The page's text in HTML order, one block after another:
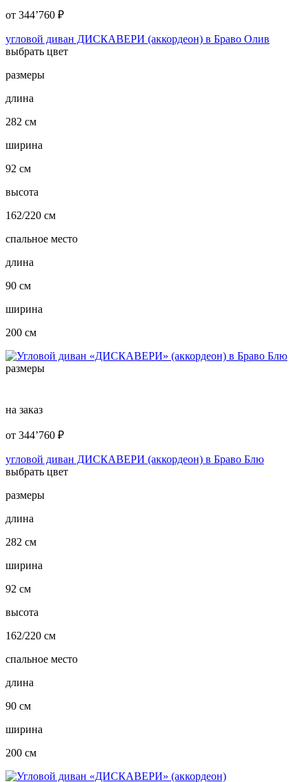
от 344’760 ₽
угловой диван ДИСКАВЕРИ (аккордеон) в Браво Олив
выбрать цвет
размеры
длина
282 см
ширина
92 см
высота
162/220 см
спальное место
длина
90 см
ширина
200 см
размеры
на заказ
от 344’760 ₽
угловой диван ДИСКАВЕРИ (аккордеон) в Браво Блю
выбрать цвет
размеры
длина
282 см
ширина
92 см
высота
162/220 см
спальное место
длина
90 см
ширина
200 см